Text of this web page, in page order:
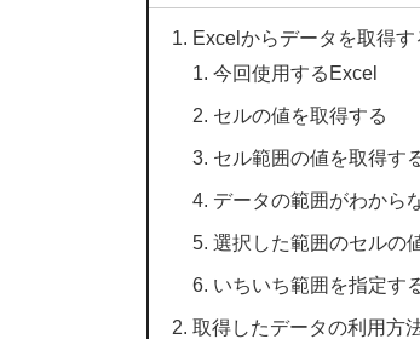
Excelからデータを取得す
今回使用するExcel
セルの値を取得する
セル範囲の値を取得す
データの範囲がわから
選択した範囲のセルの
いちいち範囲を指定す
取得したデータの利用方